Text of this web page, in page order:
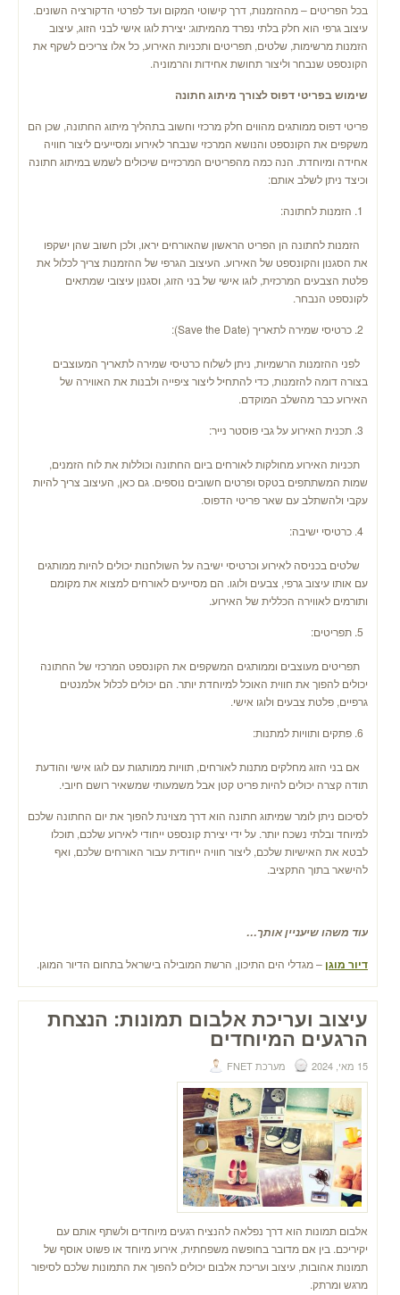
בכל הפריטים – מההזמנות, דרך קישוטי המקום ועד לפרטי הדקורציה השונים.
עיצוב גרפי הוא חלק בלתי נפרד מהמיתוג: יצירת לוגו אישי לבני הזוג, עיצוב
הזמנות מרשימות, שלטים, תפריטים ותכניות האירוע, כל אלו צריכים לשקף את
הקונספט שנבחר וליצור תחושת אחידות והרמוניה.
שימוש בפריטי דפוס לצורך מיתוג חתונה
פריטי דפוס ממותגים מהווים חלק מרכזי וחשוב בתהליך מיתוג החתונה, שכן הם
משקפים את הקונספט והנושא המרכזי שנבחר לאירוע ומסייעים ליצור חוויה
אחידה ומיוחדת. הנה כמה מהפריטים המרכזיים שיכולים לשמש במיתוג חתונה
וכיצד ניתן לשלב אותם:
הזמנות לחתונה:
הזמנות לחתונה הן הפריט הראשון שהאורחים יראו, ולכן חשוב שהן ישקפו
את הסגנון והקונספט של האירוע. העיצוב הגרפי של ההזמנות צריך לכלול את
פלטת הצבעים המרכזית, לוגו אישי של בני הזוג, וסגנון עיצובי שמתאים
לקונספט הנבחר.
כרטיסי שמירה לתאריך (Save the Date):
לפני ההזמנות הרשמיות, ניתן לשלוח כרטיסי שמירה לתאריך המעוצבים
בצורה דומה להזמנות, כדי להתחיל ליצור ציפייה ולבנות את האווירה של
האירוע כבר מהשלב המוקדם.
תכנית האירוע על גבי פוסטר נייר:
תכניות האירוע מחולקות לאורחים ביום החתונה וכוללות את לוח הזמנים,
שמות המשתתפים בטקס ופרטים חשובים נוספים. גם כאן, העיצוב צריך להיות
עקבי ולהשתלב עם שאר פריטי הדפוס.
כרטיסי ישיבה:
שלטים בכניסה לאירוע וכרטיסי ישיבה על השולחנות יכולים להיות ממותגים
עם אותו עיצוב גרפי, צבעים ולוגו. הם מסייעים לאורחים למצוא את מקומם
ותורמים לאווירה הכללית של האירוע.
תפריטים:
תפריטים מעוצבים וממותגים המשקפים את הקונספט המרכזי של החתונה
יכולים להפוך את חווית האוכל למיוחדת יותר. הם יכולים לכלול אלמנטים
גרפיים, פלטת צבעים ולוגו אישי.
פתקים ותוויות למתנות:
אם בני הזוג מחלקים מתנות לאורחים, תוויות ממותגות עם לוגו אישי והודעת
תודה קצרה יכולים להיות פריט קטן אבל משמעותי שמשאיר רושם חיובי.
לסיכום ניתן לומר שמיתוג חתונה הוא דרך מצוינת להפוך את יום החתונה שלכם
למיוחד ובלתי נשכח יותר. על ידי יצירת קונספט ייחודי לאירוע שלכם, תוכלו
לבטא את האישיות שלכם, ליצור חוויה ייחודית עבור האורחים שלכם, ואף
להישאר בתוך התקציב.
עוד משהו שיעניין אותך…
דיור מוגן – מגדלי הים התיכון, הרשת המובילה בישראל בתחום הדיור המוגן.
עיצוב ועריכת אלבום תמונות: הנצחת
הרגעים המיוחדים
15 מאי, 2024 מערכת FNET
אלבום תמונות הוא דרך נפלאה להנציח רגעים מיוחדים ולשתף אותם עם
יקיריכם. בין אם מדובר בחופשה משפחתית, אירוע מיוחד או פשוט אוסף של
תמונות אהובות, עיצוב ועריכת אלבום יכולים להפוך את התמונות שלכם לסיפור
מרגש ומרתק.